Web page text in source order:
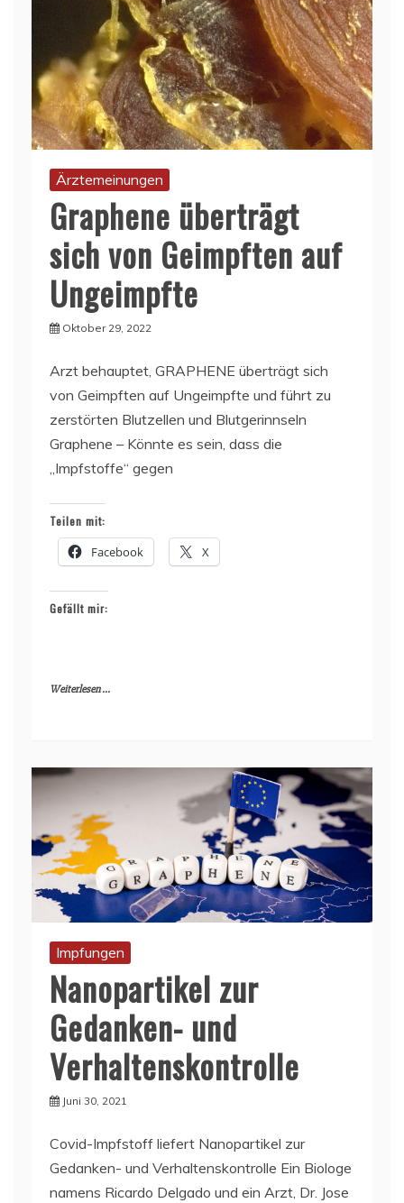
Ärztemeinungen
Graphene überträgt
sich von Geimpften auf
Ungeimpfte
Oktober 29, 2022
Arzt behauptet, GRAPHENE überträgt sich
von Geimpften auf Ungeimpfte und führt zu
zerstörten Blutzellen und Blutgerinnseln
Graphene – Könnte es sein, dass die
„Impfstoffe“ gegen
Teilen mit:
Facebook X
Gefällt mir:
Weiterlesen ...
Impfungen
Nanopartikel zur
Gedanken- und
Verhaltenskontrolle
Juni 30, 2021
Covid-Impfstoff liefert Nanopartikel zur
Gedanken- und Verhaltenskontrolle Ein Biologe
namens Ricardo Delgado und ein Arzt, Dr. Jose